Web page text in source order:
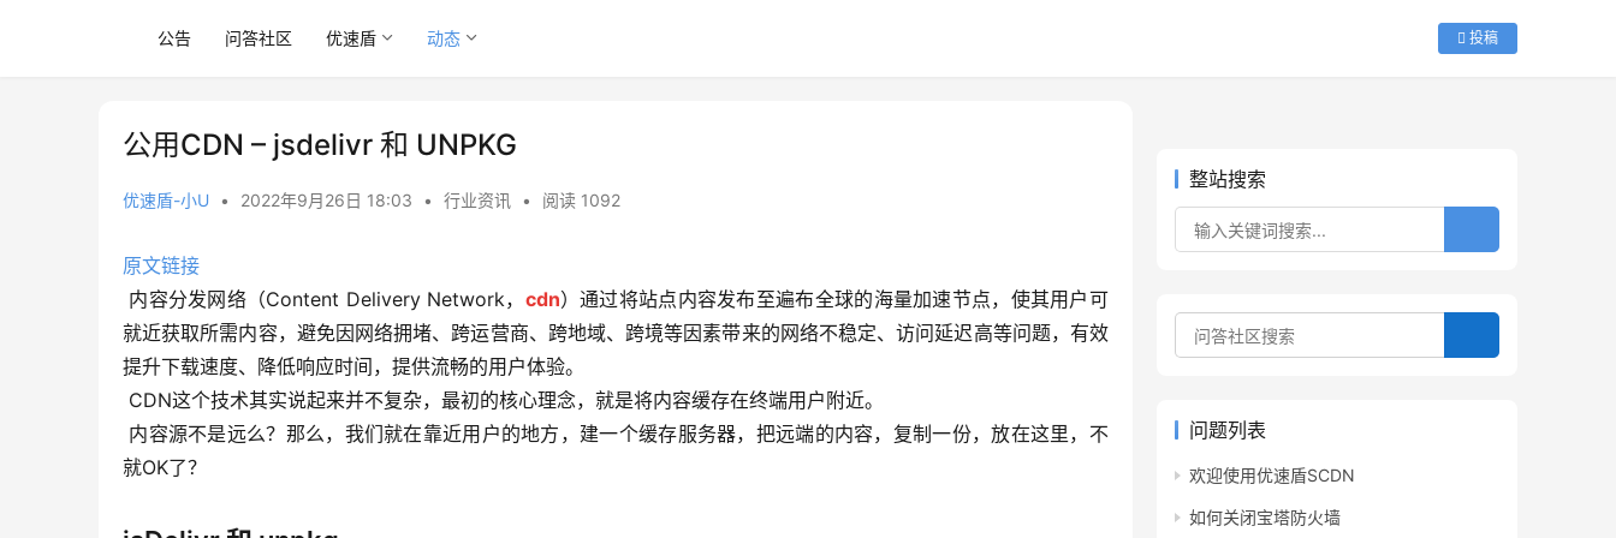
公告 问答社区 优速盾 动态 投稿
公用CDN – jsdelivr 和 UNPKG
优速盾-小U • 2022年9月26日 18:03 • 行业资讯 • 阅读 1092
原文链接
内容分发网络（Content Delivery Network， cdn）通过将站点内容发布至遍布全球的海量加速节点，使其用户可
就近获取所需内容，避免因网络拥堵、跨运营商、跨地域、跨境等因素带来的网络不稳定、访问延迟高等问题，有效
提升下载速度、降低响应时间，提供流畅的用户体验。
CDN这个技术其实说起来并不复杂，最初的核心理念，就是将内容缓存在终端用户附近。
就OK了？
整站搜索
问题列表
欢迎使用优速盾SCDN
如何关闭宝塔防火墙